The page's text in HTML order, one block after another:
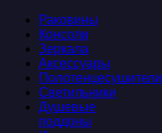
Раковины
Консоли
Зеркала
Аксессуары
Полотенцесушители
Светильники
Душевые
поддоны